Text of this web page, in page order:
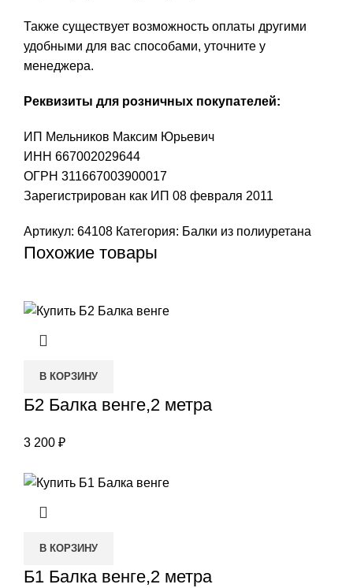
Также существует возможность оплаты другими
удобными для вас способами, уточните у
менеджера.
Реквизиты для розничных покупателей:
ИП Мельников Максим Юрьевич
ИНН 667002029644
ОГРН 311667003900017
Зарегистрирован как ИП 08 февраля 2011
Артикул: 64108 Категория: Балки из полиуретана
Похожие товары
В КОРЗИНУ
Б2 Балка венге,2 метра
3 200 ₽
В КОРЗИНУ
Б1 Балка венге,2 метра